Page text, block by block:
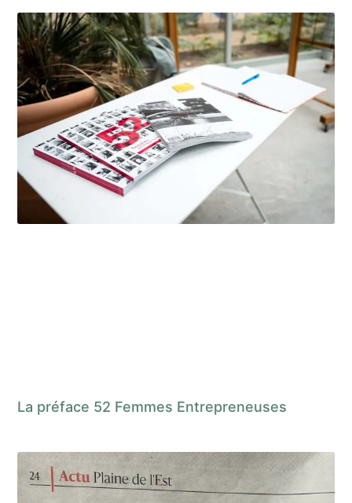
La préface 52 Femmes Entrepreneuses